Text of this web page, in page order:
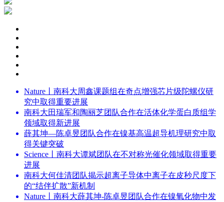
Nature丨南科大周鑫课题组在奇点增强芯片级陀螺仪研
究中取得重要进展
南科大田瑞军和陶丽芝团队合作在活体化学蛋白质组学
领域取得新进展
薛其坤—陈卓昱团队合作在镍基高温超导机理研究中取
得关键突破
Science丨南科大谭斌团队在不对称光催化领域取得重要
进展
南科大何佳清团队揭示超离子导体中离子在皮秒尺度下
的“结伴扩散”新机制
Nature丨南科大薛其坤-陈卓昱团队合作在镍氧化物中发